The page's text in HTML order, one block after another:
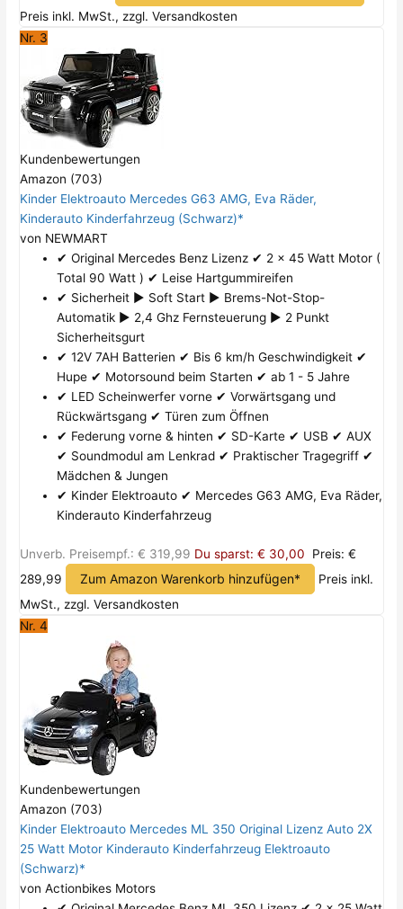
Preis inkl. MwSt., zzgl. Versandkosten
Nr. 3
Kundenbewertungen
Amazon (703)
Kinder Elektroauto Mercedes G63 AMG, Eva Räder,
Kinderauto Kinderfahrzeug (Schwarz)*
von NEWMART
✔ Original Mercedes Benz Lizenz ✔ 2 x 45 Watt Motor (
Total 90 Watt ) ✔ Leise Hartgummireifen
✔ Sicherheit ► Soft Start ► Brems-Not-Stop-
Automatik ► 2,4 Ghz Fernsteuerung ► 2 Punkt
Sicherheitsgurt
✔ 12V 7AH Batterien ✔ Bis 6 km/h Geschwindigkeit ✔
Hupe ✔ Motorsound beim Starten ✔ ab 1 - 5 Jahre
✔ LED Scheinwerfer vorne ✔ Vorwärtsgang und
Rückwärtsgang ✔ Türen zum Öffnen
✔ Federung vorne & hinten ✔ SD-Karte ✔ USB ✔ AUX
✔ Soundmodul am Lenkrad ✔ Praktischer Tragegriff ✔
Mädchen & Jungen
✔ Kinder Elektroauto ✔ Mercedes G63 AMG, Eva Räder,
Kinderauto Kinderfahrzeug
Unverb. Preisempf.: € 319,99 Du sparst: € 30,00
Preis: €
289,99
Zum Amazon Warenkorb hinzufügen*
Preis inkl.
MwSt., zzgl. Versandkosten
Nr. 4
Kundenbewertungen
Amazon (703)
Kinder Elektroauto Mercedes ML 350 Original Lizenz Auto 2X
25 Watt Motor Kinderauto Kinderfahrzeug Elektroauto
(Schwarz)*
von Actionbikes Motors